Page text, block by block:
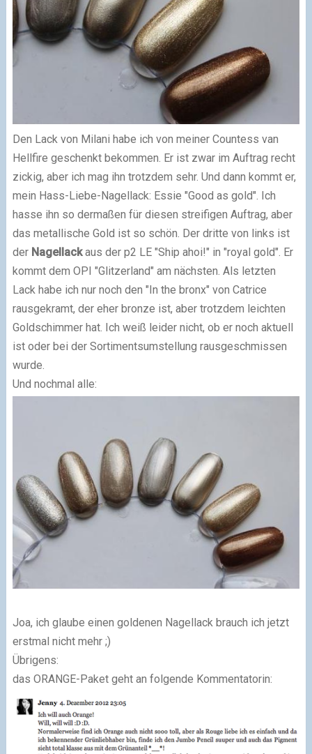
Den Lack von Milani habe ich von meiner Countess van
Hellfire geschenkt bekommen. Er ist zwar im Auftrag recht
zickig, aber ich mag ihn trotzdem sehr. Und dann kommt er,
mein Hass-Liebe-Nagellack: Essie "Good as gold". Ich
hasse ihn so dermaßen für diesen streifigen Auftrag, aber
das metallische Gold ist so schön. Der dritte von links ist
der Nagellackaus der p2 LE "Ship ahoi!" in "royal gold". Er
kommt dem OPI "Glitzerland" am nächsten. Als letzten
Lack habe ich nur noch den "In the bronx" von Catrice
rausgekramt, der eher bronze ist, aber trotzdem leichten
Goldschimmer hat. Ich weiß leider nicht, ob er noch aktuell
ist oder bei der Sortimentsumstellung rausgeschmissen
wurde.
Und nochmal alle:
Joa, ich glaube einen goldenen Nagellack brauch ich jetzt
erstmal nicht mehr ;)
Übrigens:
das ORANGE-Paket geht an folgende Kommentatorin: